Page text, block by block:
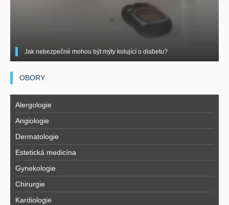
Jak nebezpečné mohou být mýty kolující o diabetu?
OBORY
Alergologie
Angiologie
Dermatologie
Estetická medicína
Gynekologie
Chirurgie
Kardiologie